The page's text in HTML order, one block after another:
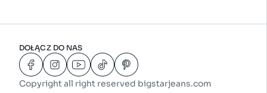
DOŁĄCZ DO NAS
Copyright all right reserved bigstarjeans.com